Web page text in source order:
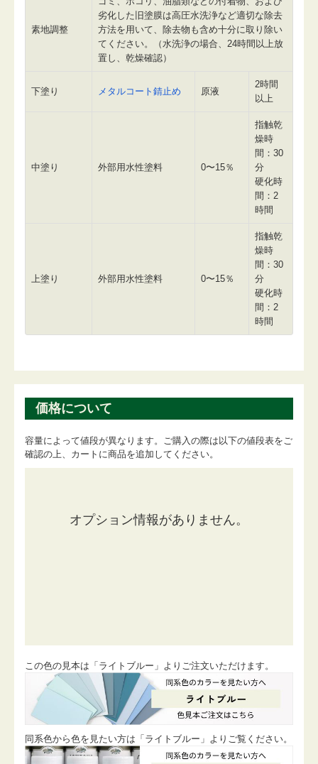
素地調整
劣化した旧塗膜は高圧水洗浄など適切な除去
方法を用いて、除去物も含め十分に取り除い
てください。（水洗浄の場合、24時間以上放
置し、乾燥確認）
下塗り メタルコート錆止め 原液
2時間
以上
中塗り 外部用水性塗料 0〜15％
指触乾
燥時
間：30
分
硬化時
間：2
時間
上塗り 外部用水性塗料 0〜15％
指触乾
燥時
間：30
分
硬化時
間：2
時間
価格について
容量によって値段が異なります。ご購入の際は以下の値段表をご
確認の上、カートに商品を追加してください。
この色の見本は「ライトブルー」よりご注文いただけます。
同系色から色を見たい方は「ライトブルー」よりご覧ください。